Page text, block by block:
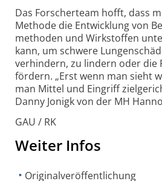
Das Forscherteam hofft, dass
Methode die Entwicklung von
methoden und Wirk­stoffen
kann, um schwere
verhindern, zu lindern oder die
fördern. „Erst wenn man sieht
man Mittel und Eingriff
Danny Jonigk von der MH
GAU / RK
Weiter Infos
Originalveröffentlichung